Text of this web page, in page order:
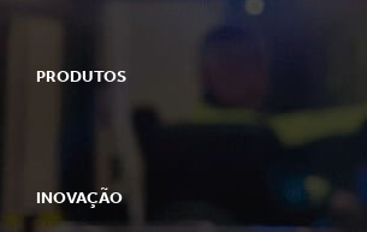
PRODUTOS
INOVAÇÃO